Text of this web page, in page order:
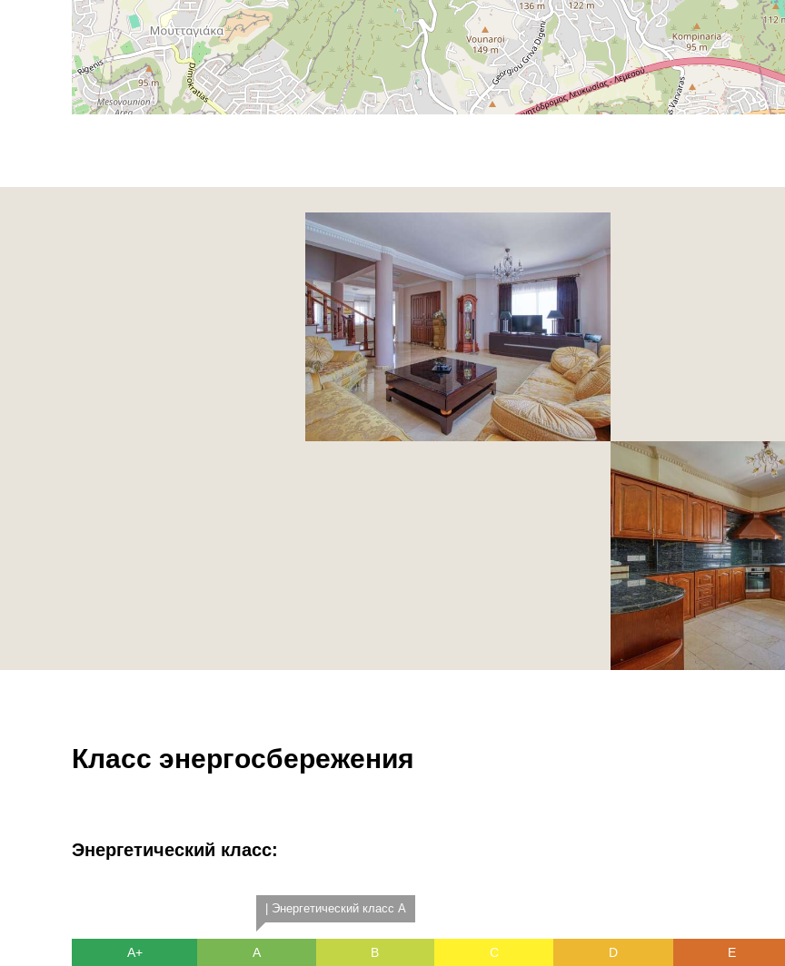
Класс энергосбережения
Энергетический класс:
A+
| Энергетический класс A
A B C D E